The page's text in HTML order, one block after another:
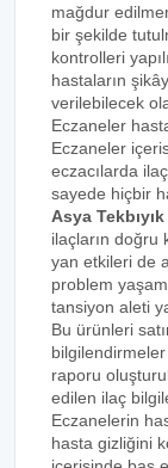
mağdur
bir şekilde
kontrolleri
hastaların
verilebilecek
Eczaneler
Eczaneler
eczacılarda
sayede hiçbir
Asya
ilaçların doğru
yan etkileri de
problem
tansiyon aleti
Bu ürünleri
bilgilendirmeler
raporu
edilen ilaç
Eczanelerin
hasta gizliğini